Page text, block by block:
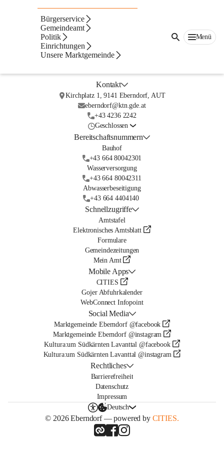
Bürgerservice
Gemeindeamt
Politik
Einrichtungen
Unsere Marktgemeinde
Menü
Aktuelles ... aus der Marktgemeinde
Kontakt
Kirchplatz 1, 9141 Eberndorf, AUT
eberndorf@ktn.gde.at
+43 4236 2242
Geschlossen
Bereitschaftsnummern
Bauhof
+43 664 80042301
Wasserversorgung
+43 664 80042311
Abwasserbeseitigung
+43 664 4404140
Schnellzugriffe
Amtstafel
Elektronisches Amtsblatt
Formulare
Gemeindezeitungen
Mein Amt
Mobile Apps
CITIES
Gojer Abfuhrkalender
WebConnect Infopoint
Social Media
Marktgemeinde Eberndorf @facebook
Marktgemeinde Eberndorf @instagram
Kultura:um Südkärnten Lavanttal @facebook
Kultura:um Südkärnten Lavanttal @instagram
Rechtliches
Barrierefreiheit
Datenschutz
Impressum
Deutsch
© 2026 Eberndorf — powered by CITIES.